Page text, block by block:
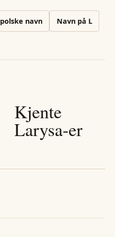
navn Navn på L
Kjente
Larysa-er